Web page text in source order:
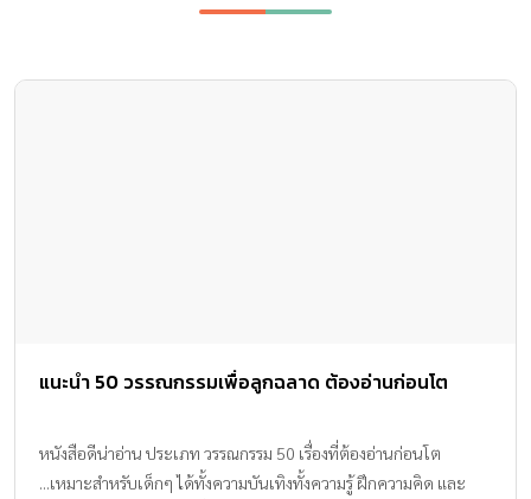
แนะนำ 50 วรรณกรรมเพื่อลูกฉลาด ต้องอ่านก่อนโต
หนังสือดีน่าอ่าน ประเภท วรรณกรรม 50 เรื่องที่ต้องอ่านก่อนโต
...เหมาะสำหรับเด็กๆ ได้ทั้งความบันเทิงทั้งความรู้ ฝึกความคิด และ